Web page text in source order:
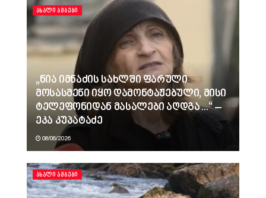
ᲐᲮᲐᲚᲘ ᲐᲛᲑᲔᲑᲘ
„ნია იმნაძის სახლში ფარული
მოსასმენი იყო დამონტაჟებული, მისი
ტელეფონიდან მასალები აღდგა…“ –
ეკა კუპატაძე
08/06/2026
ᲐᲮᲐᲚᲘ ᲐᲛᲑᲔᲑᲘ